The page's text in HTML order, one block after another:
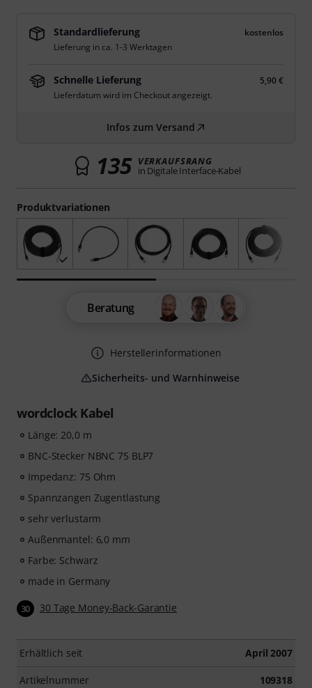
wordclock Kabel
Länge: 20,0 m
BNC-Stecker NBNC 75 BLP7
Impedanz: 75 Ohm
Spannzangen Zugentlastung
sehr verlustarm
Außenmantel: 6,0 mm
Farbe: Schwarz
made in Germany
30 30 Tage Money-Back-Garantie
Erhältlich seit April 2007
Artikelnummer 109318
Produktvariationen
Standardlieferung
kostenlos
Lieferung in ca. 1-3 Werktagen
Schnelle Lieferung
5,90 €
Lieferdatum wird im Checkout angezeigt.
Infos zum Versand
135 VERKAUFSRANG
in Digitale Interface-Kabel
Beratung
Herstellerinformationen
Sicherheits- und Warnhinweise